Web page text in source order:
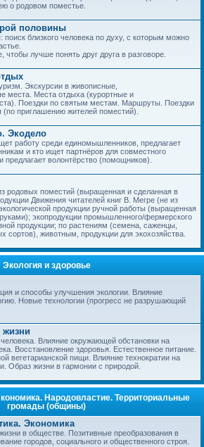
о родовом поместье.
половины
поиск близкого человека по духу, с которым можно
лучше понять друг друга в разговоре.
Экскурсии в живописные,
места. Места отдыха (курортные и
Поездки по святым местам. Маршруты. Поездки
приглашению жителей поместий).
Экодело
работу среди единомышленников, предлагает
и кто ищет партнёров для совместного
предлагает волонтёрство (помощников).
родовых поместий (выращенная и сделанная в
Движения читателей книг В. Мегре (не из
продукции ручной работы (выращенная
экопродукции промышленного/фермерского
продукции; по растениям (семена, саженцы,
сортов), животным, продукции для экохозяйства.
Экология и здоровье
и способы улучшения экологии. Влияние
Новые технологии (прогресс не разрушающий
Влияние окружающей обстановки на
Восстановление здоровья. Естественное питание.
вегетарианской пищи. Влияние технократии на
Образ жизни в гармонии с природой.
Народовластие. Территориальные
громады (общины)
Экономика
в обществе. Позитивные преобразования в
городов, социального и общественного строя.